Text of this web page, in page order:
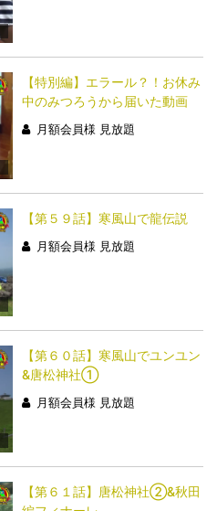
【特別編】エラール？！お休み
中のみつろうから届いた動画
月額会員様 見放題
【第５９話】寒風山で龍伝説
月額会員様 見放題
【第６０話】寒風山でユンユン
&唐松神社①
月額会員様 見放題
【第６１話】唐松神社②&秋田